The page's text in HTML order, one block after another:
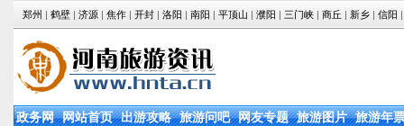
郑州 | 鹤壁 | 济源 | 焦作 | 开封 | 洛阳 | 南阳 | 平顶山 | 濮阳 | 三门峡 | 商丘 | 新乡 | 信阳 |
政务网 网站首页 出游攻略 旅游问吧 网友专题 旅游图片 旅游年